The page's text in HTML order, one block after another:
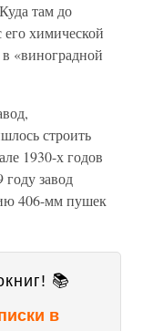
там до
химической
«виноградной
строить
1930-х годов
завод
406-мм пушек
📚
в